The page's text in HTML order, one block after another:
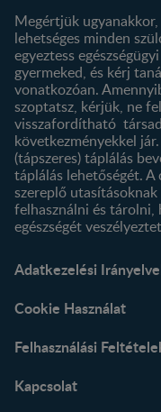
Megértjük
lehetséges minden
egyeztess
gyermeked, és kérj
vonatkozóan.
szoptatsz, kérjük, ne
visszafordítható
következményekkel
(tápszeres) táplálás
táplálás lehetőségét.
szereplő
felhasználni és tárolni,
egészségét
Adatkezelési
Cookie Használat
Felhasználási
Kapcsolat